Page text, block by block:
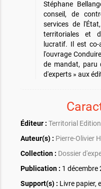
Stéphane
conseil, de
services de
territoriales et
lucratif. Il est
l'ouvrage
de mandat, paru
d'experts » aux
Éditeur : Territorial
Auteur(s) : Pierre-Olivier
Collection : Dossier
Publication : 1 décembre
Support(s) : Livre papier,